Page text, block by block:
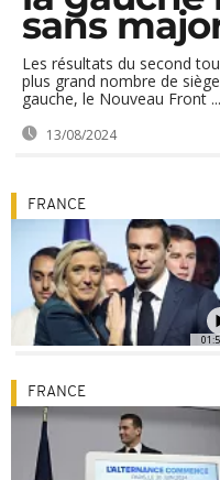
sans
Les résultats du second
plus grand nombre de
gauche, le Nouveau Front ...
13/08/2024
FRANCE
FRANCE